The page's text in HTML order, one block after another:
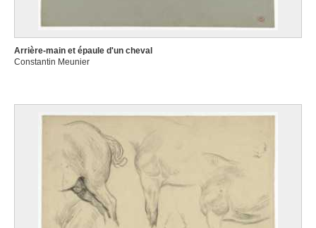
Arrière-main et épaule d'un cheval
Constantin Meunier